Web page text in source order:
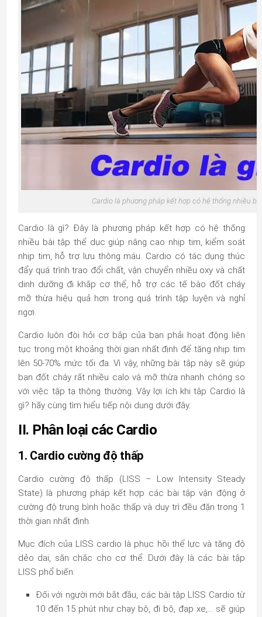
Cardio là phương pháp kết hợp có hệ thống nhiều
Cardio là gì? Đây là phương pháp kết hợp có hệ thống
nhiều bài tập thể dục giúp nâng cao nhịp tim, kiểm soát
nhịp tim, hỗ trợ lưu thông máu. Cardio có tác dụng thúc
đẩy quá trình trao đổi chất, vận chuyển nhiều oxy và chất
dinh dưỡng đi khắp cơ thể, hỗ trợ các tế bào đốt cháy
mỡ thừa hiệu quả hơn trong quá trình tập luyện và nghỉ
ngơi.
Cardio luôn đòi hỏi cơ bắp của bạn phải hoạt động liên
tục trong một khoảng thời gian nhất định để tăng nhịp tim
lên 50-70% mức tối đa. Vì vậy, những bài tập này sẽ giúp
bạn đốt cháy rất nhiều calo và mỡ thừa nhanh chóng so
với việc tập tạ thông thường. Vậy lợi ích khi tập Cardio là
gì? hãy cùng tìm hiểu tiếp nội dung dưới đây.
II. Phân loại các Cardio
1. Cardio cường độ thấp
Cardio cường độ thấp (LISS – Low Intensity Steady
State) là phương pháp kết hợp các bài tập vận động ở
cường độ trung bình hoặc thấp và duy trì đều đặn trong 1
thời gian nhất định.
Mục đích của LISS cardio là phục hồi thể lực và tăng độ
dẻo dai, săn chắc cho cơ thể. Dưới đây là các bài tập
LISS phổ biến:
Đối với người mới bắt đầu, các bài tập LISS Cardio từ
10 đến 15 phút như chạy bộ, đi bộ, đạp xe,… sẽ giúp